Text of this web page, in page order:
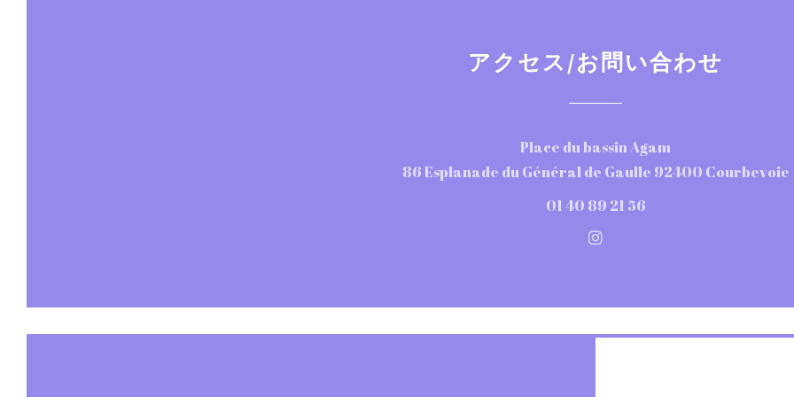
アクセス/お問い合わせ
Place du bassin Agam
86 Esplanade du Général de Gaulle 92400 Courbevoie
01 40 89 21 56
Instagram ((新しいウィン